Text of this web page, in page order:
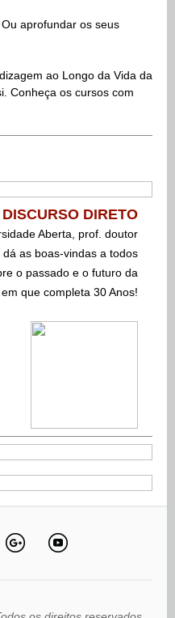
aprofundar os seus
ao Longo da Vida da
Conheça os cursos com
DISCURSO DIRETO
Aberta, prof. doutor
as boas-vindas a todos
o passado e o futuro da
que completa 30 Anos!